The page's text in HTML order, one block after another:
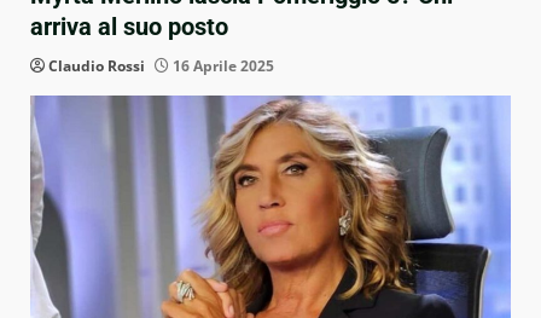
arriva al suo posto
Claudio Rossi 16 Aprile 2025